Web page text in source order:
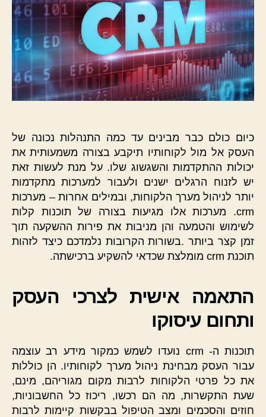
כיום כולם כבר מבינים עד כמה התנהלות נכונה של
העסק אל מול לקוחותיו תיקבע בצורה משמעותית את
יכולות ההתקדמות והשגשוג שלו. על מנת לעשות זאת
יש לזנוח הרגלים ישנים ולעבור למערכות מתקדמות
יותר לניהול מערך הלקוחות, ובמילים אחרות – מערכות
crm. מערכות אלו מגיעות בצורה של תוכנות קלות
לשימוש והטמעה והן מניבות את פירות ההשקעה תוך
זמן קצר ביותר .בשורות הקרובות נלמדכם כיצד לזהות
תוכנת crm מומלצת שכדאי להשקיע ברכישתה.
התאמה אישית לצרכי העסק
ותחום עיסוקו
תוכנות ה- crm נועדו לשמש כמקור מידע רב עוצמה
עבור העסק מבחינת ניהול מערך לקוחותיו. הן כוללות
את כל פרטי הלקוחות לרבות מקום מגוריהם, מינם,
שעת התקשרות, מה הם רכשו, ריכוז כל החשבוניות,
חוזים והסכמים ומצב הטיפול בבקשות קיימות לרבות